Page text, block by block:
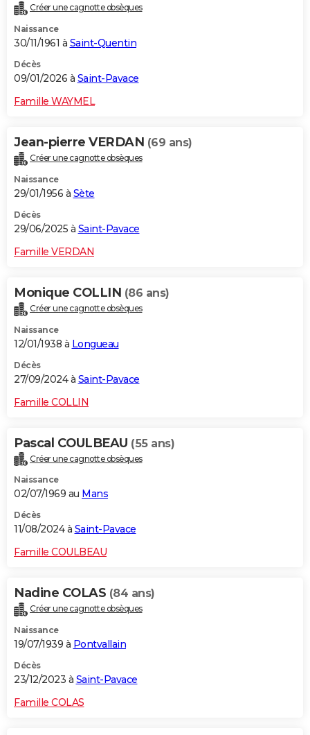
PROGRAMME TV
COPAINS D'AVANT
S'inscrire
Se connecter
Lycées
Collèges
Primaires
Universités
Entreprises
Service militaire
Avis de recherche
AVIS DE DÉCÈS
FORUM
Créer une cagnotte obsèques
Naissance
30/11/1961 à Saint-Quentin
Décès
09/01/2026 à Saint-Pavace
Famille WAYMEL
Jean-pierre VERDAN (69 ans)
Créer une cagnotte obsèques
Naissance
29/01/1956 à Sète
Décès
29/06/2025 à Saint-Pavace
Famille VERDAN
Monique COLLIN (86 ans)
Créer une cagnotte obsèques
Naissance
12/01/1938 à Longueau
Décès
27/09/2024 à Saint-Pavace
Famille COLLIN
Pascal COULBEAU (55 ans)
Créer une cagnotte obsèques
Naissance
02/07/1969 au Mans
Décès
11/08/2024 à Saint-Pavace
Famille COULBEAU
Nadine COLAS (84 ans)
Créer une cagnotte obsèques
Naissance
19/07/1939 à Pontvallain
Décès
23/12/2023 à Saint-Pavace
Famille COLAS